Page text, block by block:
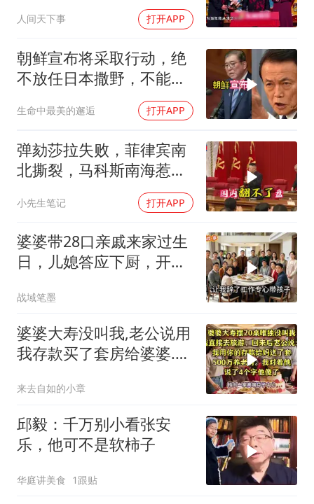
人间天下事 打开APP
朝鲜宣布将采取行动，绝
不放任日本撒野，不能让
生命中最美的邂逅 打开APP
弹劾莎拉失败，菲律宾南
北撕裂，马科斯南海惹
火，中方水炮教做人
小先生笔记 打开APP
婆婆带28口亲戚来家过生
日，儿媳答应下厨，开饭
战域笔墨
婆婆大寿没叫我,老公说用
我存款买了套房给婆婆.我
来去自如的小章
邱毅：千万别小看张安
乐，他可不是软柿子
华庭讲美食 1跟贴